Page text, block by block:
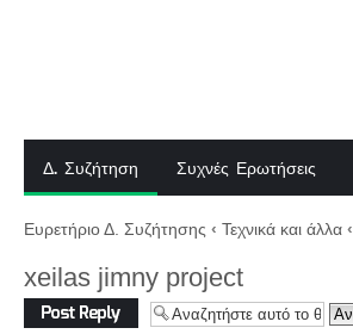
Δ. Συζήτηση Συχνές Ερωτήσεις
Ευρετήριο Δ. Συζήτησης ‹ Τεχνικά και άλλα ‹
xeilas jimny project
Δημιουργία
απάντησης